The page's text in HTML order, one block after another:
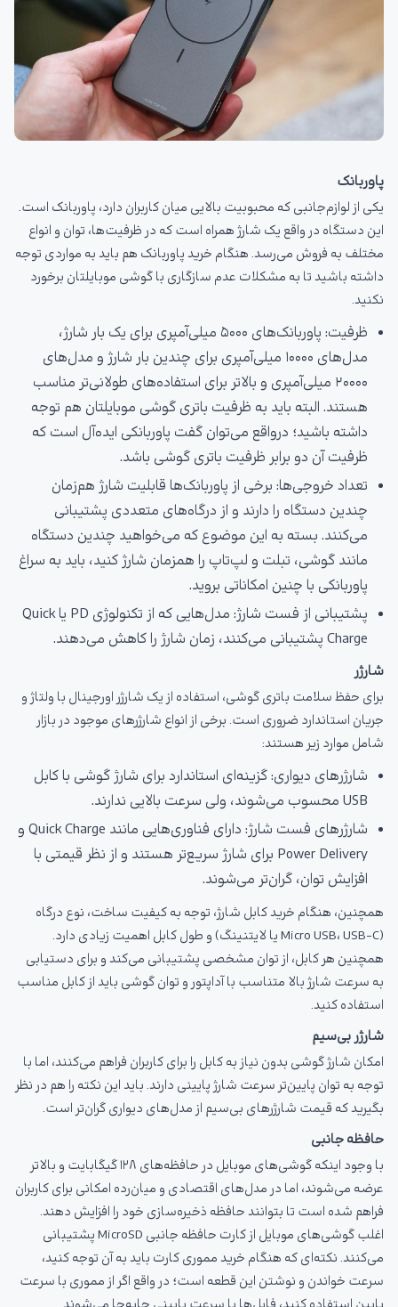
پاوربانک
یکی از لوازم‌جانبی که محبوبیت بالایی میان کاربران دارد، پاوربانک است.
این دستگاه در واقع یک شارژ همراه است که در ظرفیت‌ها، توان و انواع
مختلف به فروش می‌رسد. هنگام خرید پاوربانک هم باید به مواردی توجه
داشته باشید تا به مشکلات عدم سازگاری با گوشی موبایلتان برخورد
نکنید.
ظرفیت: پاوربانک‌های ۵۰۰۰ میلی‌آمپری برای یک بار شارژ،
مدل‌های ۱۰۰۰۰ میلی‌آمپری برای چندین بار شارژ و مدل‌های
۲۰۰۰۰ میلی‌آمپری و بالاتر برای استفاده‌های طولانی‌تر مناسب
هستند. البته باید به ظرفیت باتری گوشی موبایلتان هم توجه
داشته باشید؛ درواقع می‌توان گفت پاوربانکی ایده‌آل است که
ظرفیت آن دو برابر ظرفیت باتری گوشی باشد.
تعداد خروجی‌ها: برخی از پاوربانک‌ها قابلیت شارژ هم‌زمان
چندین دستگاه را دارند و از درگاه‌های متعددی پشتیبانی
می‌کنند. بسته به این موضوع که می‌خواهید چندین دستگاه
مانند گوشی، تبلت و لپ‌تاپ را همزمان شارژ کنید، باید به سراغ
پاوربانکی با چنین امکاناتی بروید.
پشتیبانی از فست شارژ: مدل‌هایی که از تکنولوژی PD یا Quick
Charge پشتیبانی می‌کنند، زمان شارژ را کاهش می‌دهند.
شارژر
برای حفظ سلامت باتری گوشی، استفاده از یک شارژر اورجینال با ولتاژ و
جریان استاندارد ضروری است. برخی از انواع شارژرهای موجود در بازار
شامل موارد زیر هستند:
شارژرهای دیواری: گزینه‌ای استاندارد برای شارژ گوشی با کابل
USB محسوب می‌شوند، ولی سرعت بالایی ندارند.
شارژرهای فست شارژ: دارای فناوری‌هایی مانند Quick Charge و
Power Delivery برای شارژ سریع‌تر هستند و از نظر قیمتی با
افزایش توان، گران‌تر می‌شوند.
همچنین، هنگام خرید کابل شارژ، توجه به کیفیت ساخت، نوع درگاه
(Micro USB، USB-C یا لایتنینگ) و طول کابل اهمیت زیادی دارد.
همچنین هر کابل، از توان مشخصی پشتیبانی می‌کند و برای دستیابی
به سرعت شارژ بالا متناسب با آداپتور و توان گوشی باید از کابل مناسب
استفاده کنید.
شارژر بی‌سیم
امکان شارژ گوشی بدون نیاز به کابل را برای کاربران فراهم می‌کنند، اما با
توجه به توان پایین‌تر سرعت شارژ پایینی دارند. باید این نکته را هم در نظر
بگیرید که قیمت شارژرهای بی‌سیم از مدل‌های دیواری گران‌تر است.
حافظه جانبی
با وجود اینکه گوشی‌های موبایل در حافظه‌های ۱۲۸ گیگابایت و بالاتر
عرضه می‌شوند، اما در مدل‌های اقتصادی و میان‌رده امکانی برای کاربران
فراهم شده است تا بتوانند حافظه ذخیره‌سازی خود را افزایش دهند.
اغلب گوشی‌های موبایل از کارت حافظه جانبی MicroSD پشتیبانی
می‌کنند. نکته‌ای که هنگام خرید مموری کارت باید به آن توجه کنید،
سرعت خواندن و نوشتن این قطعه است؛ در واقع اگر از مموری با سرعت